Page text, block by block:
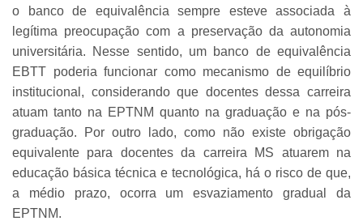
o banco de equivalência sempre esteve associada à
legítima preocupação com a preservação da autonomia
universitária. Nesse sentido, um banco de equivalência
EBTT poderia funcionar como mecanismo de equilíbrio
institucional, considerando que docentes dessa carreira
atuam tanto na EPTNM quanto na graduação e na pós-
graduação. Por outro lado, como não existe obrigação
equivalente para docentes da carreira MS atuarem na
educação básica técnica e tecnológica, há o risco de que,
a médio prazo, ocorra um esvaziamento gradual da
EPTNM.